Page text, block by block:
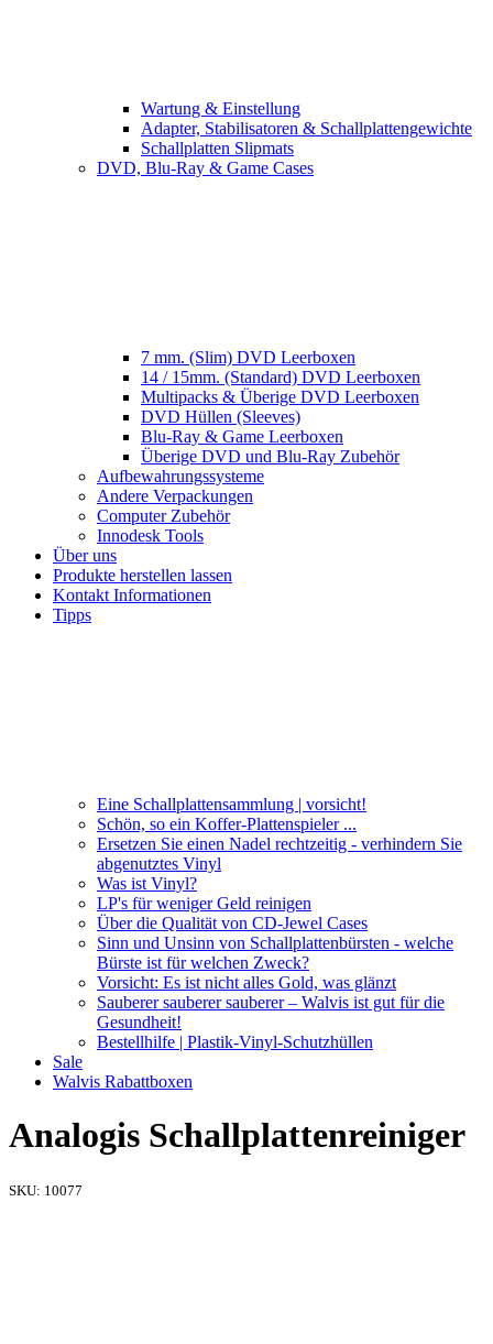
Wartung & Einstellung
Adapter, Stabilisatoren & Schallplattengewichte
Schallplatten Slipmats
DVD, Blu-Ray & Game Cases
7 mm. (Slim) DVD Leerboxen
14 / 15mm. (Standard) DVD Leerboxen
Multipacks & Überige DVD Leerboxen
DVD Hüllen (Sleeves)
Blu-Ray & Game Leerboxen
Überige DVD und Blu-Ray Zubehör
Aufbewahrungssysteme
Andere Verpackungen
Computer Zubehör
Innodesk Tools
Über uns
Produkte herstellen lassen
Kontakt Informationen
Tipps
Eine Schallplattensammlung | vorsicht!
Schön, so ein Koffer-Plattenspieler ...
Ersetzen Sie einen Nadel rechtzeitig - verhindern Sie
abgenutztes Vinyl
Was ist Vinyl?
LP's für weniger Geld reinigen
Über die Qualität von CD-Jewel Cases
Sinn und Unsinn von Schallplattenbürsten - welche
Bürste ist für welchen Zweck?
Vorsicht: Es ist nicht alles Gold, was glänzt
Sauberer sauberer sauberer – Walvis ist gut für die
Gesundheit!
Bestellhilfe | Plastik-Vinyl-Schutzhüllen
Sale
Walvis Rabattboxen
Analogis Schallplattenreiniger
SKU: 10077